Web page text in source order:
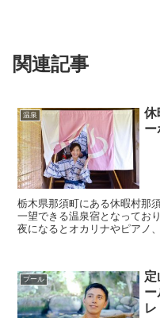
関連記事
温泉
休
ー
栃木県那須町にある休暇村那
一望できる温泉宿となってお
夜になるとオカリナやピアノ
プール
定
ー
レ